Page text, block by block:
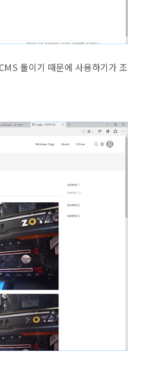
툴이기 때문에 사용하기가 조